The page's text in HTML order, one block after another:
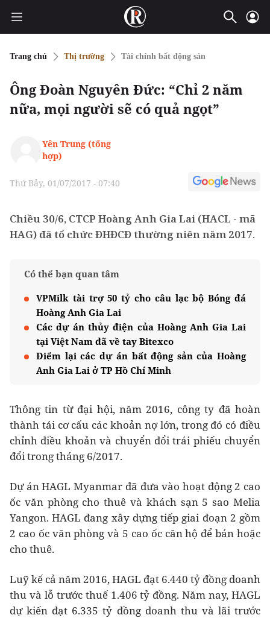
Trang chủ Thị trường Tài chính bất động sản
Ông Đoàn Nguyên Đức: “Chỉ 2 năm
nữa, mọi người sẽ có quả ngọt”
Yên Trung (tổng
hợp)
Thứ Bảy, 01/07/2017 - 07:40
Chiều 30/6, CTCP Hoàng Anh Gia Lai (HACL - mã
HAG) đã tổ chức ĐHĐCĐ thường niên năm 2017.
Có thể bạn quan tâm
VPMilk tài trợ 50 tỷ cho câu lạc bộ Bóng đá
Hoàng Anh Gia Lai
Các dự án thủy điện của Hoàng Anh Gia Lai
tại Việt Nam đã về tay Bitexco
Điểm lại các dự án bất động sản của Hoàng
Anh Gia Lai ở TP Hồ Chí Minh
Thông tin từ đại hội, năm 2016, công ty đã hoàn
thành tái cơ cấu các khoản nợ lớn, trong đó có điều
chỉnh điều khoản và chuyển đổi trái phiếu chuyển
đổi trong tháng 6/2017.
Dự án HAGL Myanmar đã đưa vào hoạt động 2 cao
ốc văn phòng cho thuê và khách sạn 5 sao Melia
Yangon. HAGL đang xây dựng tiếp giai đoạn 2 gồm
2 cao ốc văn phòng và 5 cao ốc căn hộ để bán hoặc
cho thuê.
Luỹ kế cả năm 2016, HAGL đạt 6.440 tỷ đồng doanh
thu và lỗ trước thuế 1.406 tỷ đồng. Năm nay, HAGL
dự kiến đạt 6.335 tỷ đồng doanh thu và lãi trước